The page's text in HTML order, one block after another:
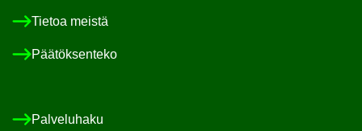
Tie­toa meis­tä
Pää­tök­sen­te­ko
Pal­ve­lu­ha­ku